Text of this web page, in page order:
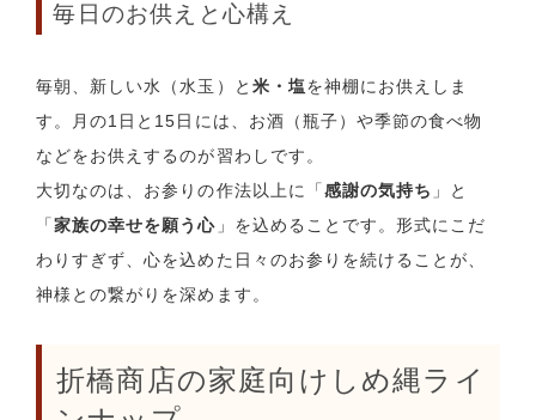
毎日のお供えと心構え
毎朝、新しい水（水玉）と 米・塩を神棚にお供えしま
す。月の1日と15日には、お酒（瓶子）や季節の食べ物
などをお供えするのが習わしです。
大切なのは、お参りの作法以上に「感謝の気持ち 」と
「家族の幸せを願う心 」を込めることです。形式にこだ
わりすぎず、心を込めた日々のお参りを続けることが、
神様との繋がりを深めます。
折橋商店の家庭向けしめ縄ライ